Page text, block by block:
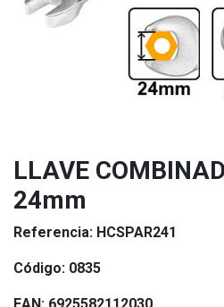
LLAVE
24mm
Referencia: HCSPAR241
Código: 0835